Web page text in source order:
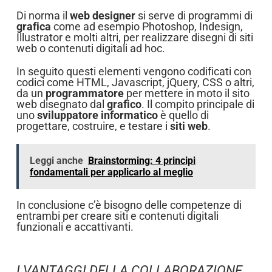
Di norma il web designer si serve di programmi di
grafica come ad esempio Photoshop, Indesign,
Illustrator e molti altri, per realizzare disegni di siti
web o contenuti digitali ad hoc.
In seguito questi elementi vengono codificati con
codici come HTML, Javascript, jQuery, CSS o altri,
da un programmatore per mettere in moto il sito
web disegnato dal grafico. Il compito principale di
unosviluppatore informaticoè quello di
progettare, costruire, e testare i siti web.
Leggi anche Brainstorming: 4 principi
fondamentali per applicarlo al meglio
In conclusione c’è bisogno delle competenze di
entrambi per creare siti e contenuti digitali
funzionali e accattivanti.